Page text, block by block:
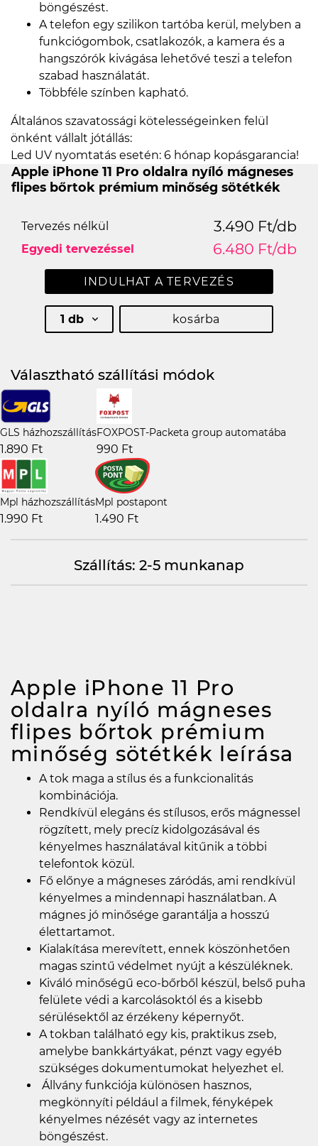
böngészést.
A telefon egy szilikon tartóba kerül, melyben a
funkciógombok, csatlakozók, a kamera és a
hangszórók kivágása lehetővé teszi a telefon
szabad használatát.
Többféle színben kapható.
Általános szavatossági kötelességeinken felül
önként vállalt jótállás:
Led UV nyomtatás esetén: 6 hónap kopásgarancia!
Apple iPhone 11 Pro oldalra nyíló mágneses
flipes bőrtok prémium minőség sötétkék
Tervezés nélkül 3.490 Ft/db
Egyedi tervezéssel 6.480 Ft/db
INDULHAT A TERVEZÉS
1 db kosárba
Választható szállítási módok
GLS házhozszállítás
1.890 Ft
FOXPOST-Packeta group automatába
990 Ft
Mpl házhozszállítás
1.990 Ft
Mpl postapont
1.490 Ft
Szállítás: 2-5 munkanap
Apple iPhone 11 Pro
oldalra nyíló mágneses
flipes bőrtok prémium
minőség sötétkék leírása
A tok maga a stílus és a funkcionalitás
kombinációja.
Rendkívül elegáns és stílusos, erős mágnessel
rögzített, mely precíz kidolgozásával és
kényelmes használatával kitűnik a többi
telefontok közül.
Fő előnye a mágneses záródás, ami rendkívül
kényelmes a mindennapi használatban. A
mágnes jó minősége garantálja a hosszú
élettartamot.
Kialakítása merevített, ennek köszönhetően
magas szintű védelmet nyújt a készüléknek.
Kiváló minőségű eco-bőrből készül, belső puha
felülete védi a karcolásoktól és a kisebb
sérülésektől az érzékeny képernyőt.
A tokban található egy kis, praktikus zseb,
amelybe bankkártyákat, pénzt vagy egyéb
szükséges dokumentumokat helyezhet el.
Állvány funkciója különösen hasznos,
megkönnyíti például a filmek, fényképek
kényelmes nézését vagy az internetes
böngészést.